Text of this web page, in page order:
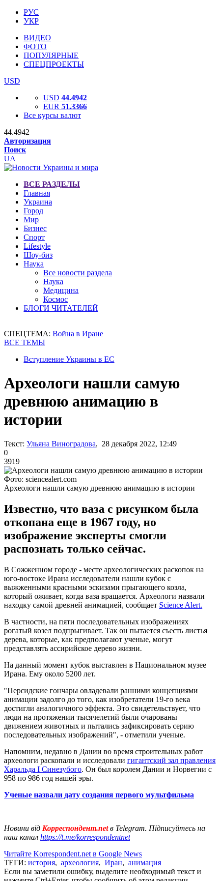
РУС
УКР
ВИДЕО
ФОТО
ПОПУЛЯРНЫЕ
СПЕЦПРОЕКТЫ
USD
USD 44.4942
EUR 51.3366
Все курсы валют
44.4942
Авторизация
Поиск
UA
ВСЕ РАЗДЕЛЫ
Главная
Украина
Город
Мир
Бизнес
Спорт
Lifestyle
Шоу-биз
Наука
Все новости раздела
Наука
Медицина
Космос
БЛОГИ ЧИТАТЕЛЕЙ
СПЕЦТЕМА: Война в Иране
ВСЕ ТЕМЫ
Вступление Украины в ЕС
Археологи нашли самую
древнюю анимацию в
истории
Текст: Ульяна Виноградова, 28 декабря 2022, 12:49
0
3919
Фото: sciencealert.com
Археологи нашли самую древнюю анимацию в истории
Известно, что ваза с рисунком была
откопана еще в 1967 году, но
изображение эксперты смогли
распознать только сейчас.
В Сожженном городе - месте археологических раскопок на
юго-востоке Ирана исследователи нашли кубок с
выжженными красными эскизами прыгающего козла,
который оживает, когда ваза вращается. Археологи назвали
находку самой древней анимацией, сообщает Science Alert.
В частности, на пяти последовательных изображениях
рогатый козел подпрыгивает. Так он пытается съесть листья
дерева, которые, как предполагают ученые, могут
представлять ассирийское дерево жизни.
На данный момент кубок выставлен в Национальном музее
Ирана. Ему около 5200 лет.
"Персидские гончары овладевали ранними концепциями
анимации задолго до того, как изобретатели 19-го века
достигли аналогичного эффекта. Это свидетельствует, что
люди на протяжении тысячелетий были очарованы
движением животных и пытались зафиксировать серию
последовательных изображений", - отметили ученые.
Напомним, недавно в Дании во время строительных работ
археологи раскопали и исследовали гигантский зал правления
Харальда I Синезубого. Он был королем Дании и Норвегии с
958 по 986 год нашей эры.
Ученые назвали дату создания первого мультфильма
Новини від Корреспондент.netв Telegram. Підписуйтесь на
наш канал https://t.me/korrespondentnet
Читайте Korrespondent.net в Google News
ТЕГИ: история, археология, Иран, анимация
Если вы заметили ошибку, выделите необходимый текст и